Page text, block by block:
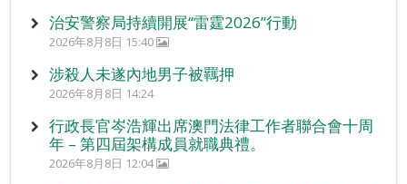
治安警察局持續開展“雷霆2026”行動
2026年8月8日 15:40
涉殺人未遂內地男子被羈押
2026年8月8日 14:24
行政長官岑浩輝出席澳門法律工作者聯合會十周
年 – 第四屆架構成員就職典禮。
2026年8月8日 12:04